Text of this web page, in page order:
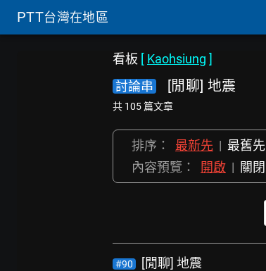
PTT台灣在地區
看板 [ Kaohsiung ]
討論串
[閒聊] 地震
共 105 篇文章
排序： 最新先 | 最舊先
內容預覽：
開啟 | 關閉
#90
[閒聊] 地震